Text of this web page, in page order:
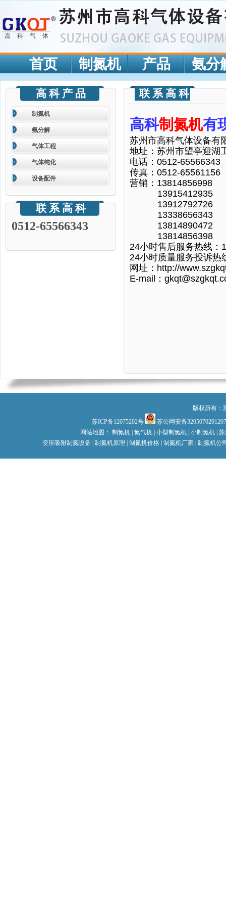
首页 制氮机 产品 氨分
高 科 产 品
制氮机
氨分解
气体工程
气体纯化
设备配件
联 系 高 科
0512-65566343
联 系 高 科
高科制氮机有
苏州市高科气体设备有
地址：苏州市望亭迎湖
电话：0512-65566343
传真：0512-65561156
营销：13814856998
13915412935
13912792726
13338656343
13814890472
13814856398
24小时售后服务热线：
24小时质量服务投诉热
网址：http://
E-mail：
版权所有：
苏ICP备12075202号
苏公网安备
网站地图： 制氮机 氮气机| 小型制氮机 小制氮机 |
变压吸附制氮设备 | 制氮机原理 制氮机价格 | 制氮机厂家 | 制氮机公